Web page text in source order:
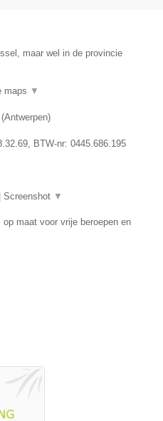
maar wel in de provincie
maps ▼
(Antwerpen)
, BTW-nr: 0445.686.195
| Screenshot ▼
maat voor vrije beroepen en